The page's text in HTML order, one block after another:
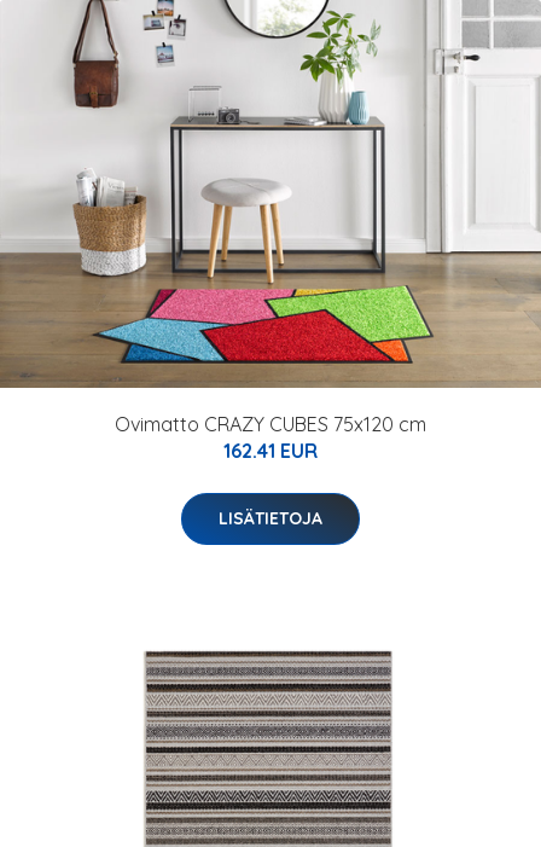
Ovimatto CRAZY CUBES 75x120 cm
162.41 EUR
LISÄTIETOJA